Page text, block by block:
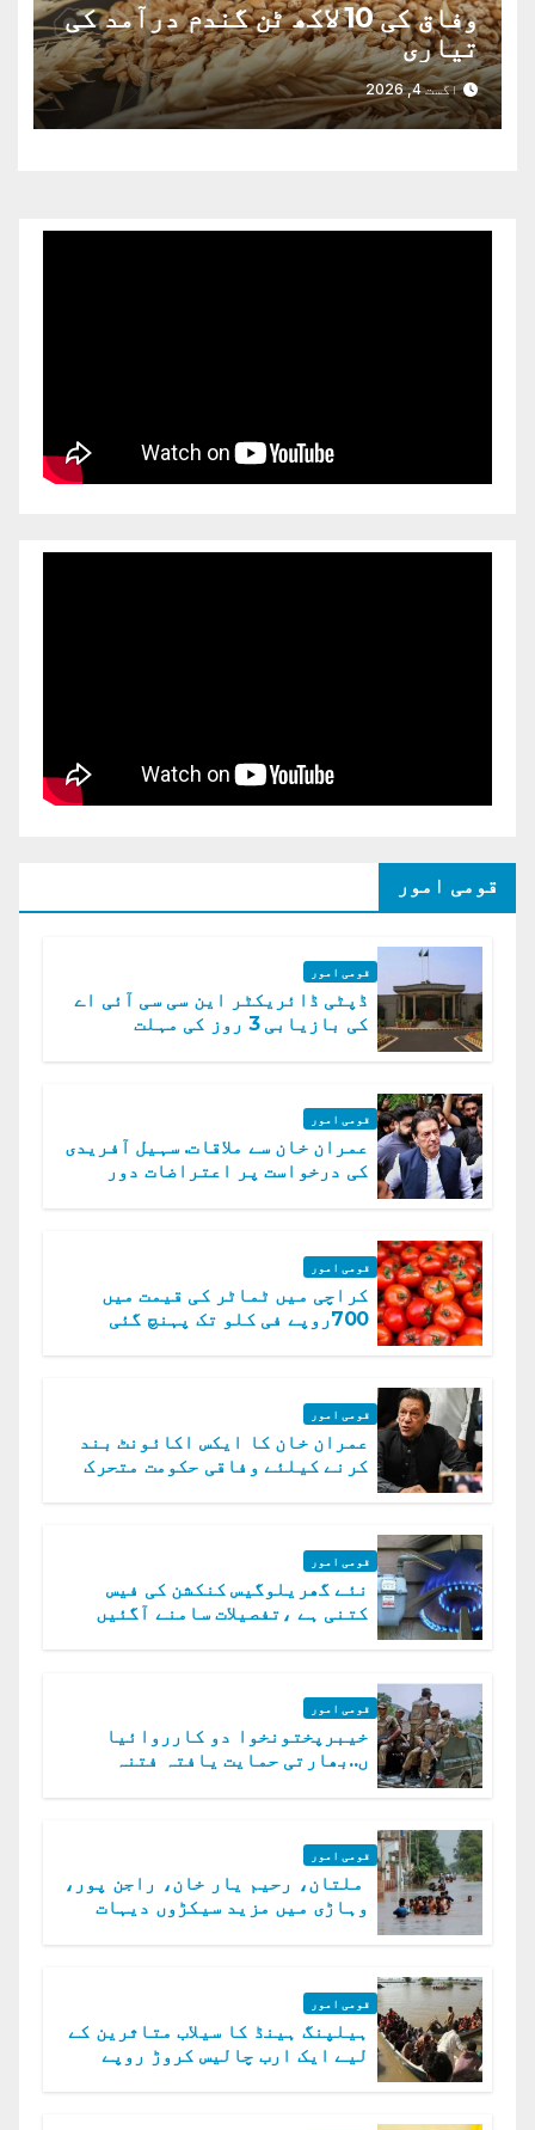
وفاق کی 10 لاکھ ٹن گندم درآمد کی
تیاری
اگست 4, 2026
قومی امور
قومی امور
ڈپٹی ڈائریکٹر این سی سی آئی اے
کی بازیابی 3 روز کی مہلت
قومی امور
عمران خان سے ملاقات. سہیل آفریدی
کی درخواست پر اعتراضات دور
قومی امور
کراچی میں ٹماٹر کی قیمت میں
700روپے فی کلو تک پہنچ گئی
قومی امور
عمران خان کا ایکس اکائونٹ بند
کرنے کیلئے وفاقی حکومت متحرک
قومی امور
نئے گھریلوگیس کنکشن کی فیس
کتنی ہے ،تفصیلات سامنے آگئیں
قومی امور
خیبرپختونخوا دو کارروائیا
ں..بھارتی حمایت یافتہ فتنہ
قومی امور
ملتان، رحیم یار خان، راجن پور،
وہاڑی میں مزید سیکڑوں دیہات
قومی امور
ہیلپنگ ہینڈ کا سیلاب متاثرین کے
لیے ایک ارب چالیس کروڑ روپے